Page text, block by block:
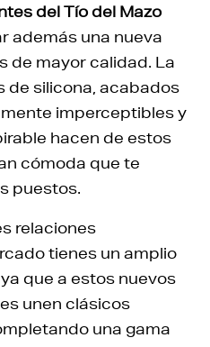
del Tío del Mazo
además una nueva
de mayor calidad. La
de silicona, acabados
imperceptibles y
hacen de estos
cómoda que te
puestos.
relaciones
tienes un amplio
que a estos nuevos
unen clásicos
una gama